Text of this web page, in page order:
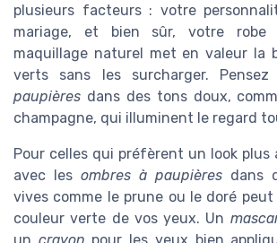
plusieurs facteurs : votre
mariage, et bien sûr, votre robe
maquillage naturel met en valeur la
verts sans les surcharger.
paupières dans des tons doux,
champagne, qui illuminent le regard
Pour celles qui préfèrent un look plus
avec les ombres à paupières dans
vives comme le prune ou le doré
couleur verte de vos yeux. Un
un crayon pour les yeux bien